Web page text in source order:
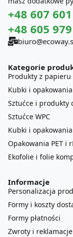
+48 607
+48 605
Kategorie
Produkty z
Kubki i opakowania
Sztućce i produkty
Sztućce WPC
Kubki i
Opakowania PET i
Ekofolie i folie
Informacje
Personalizacja
Formy i koszty
Formy płatności
Zwroty i reklamacje